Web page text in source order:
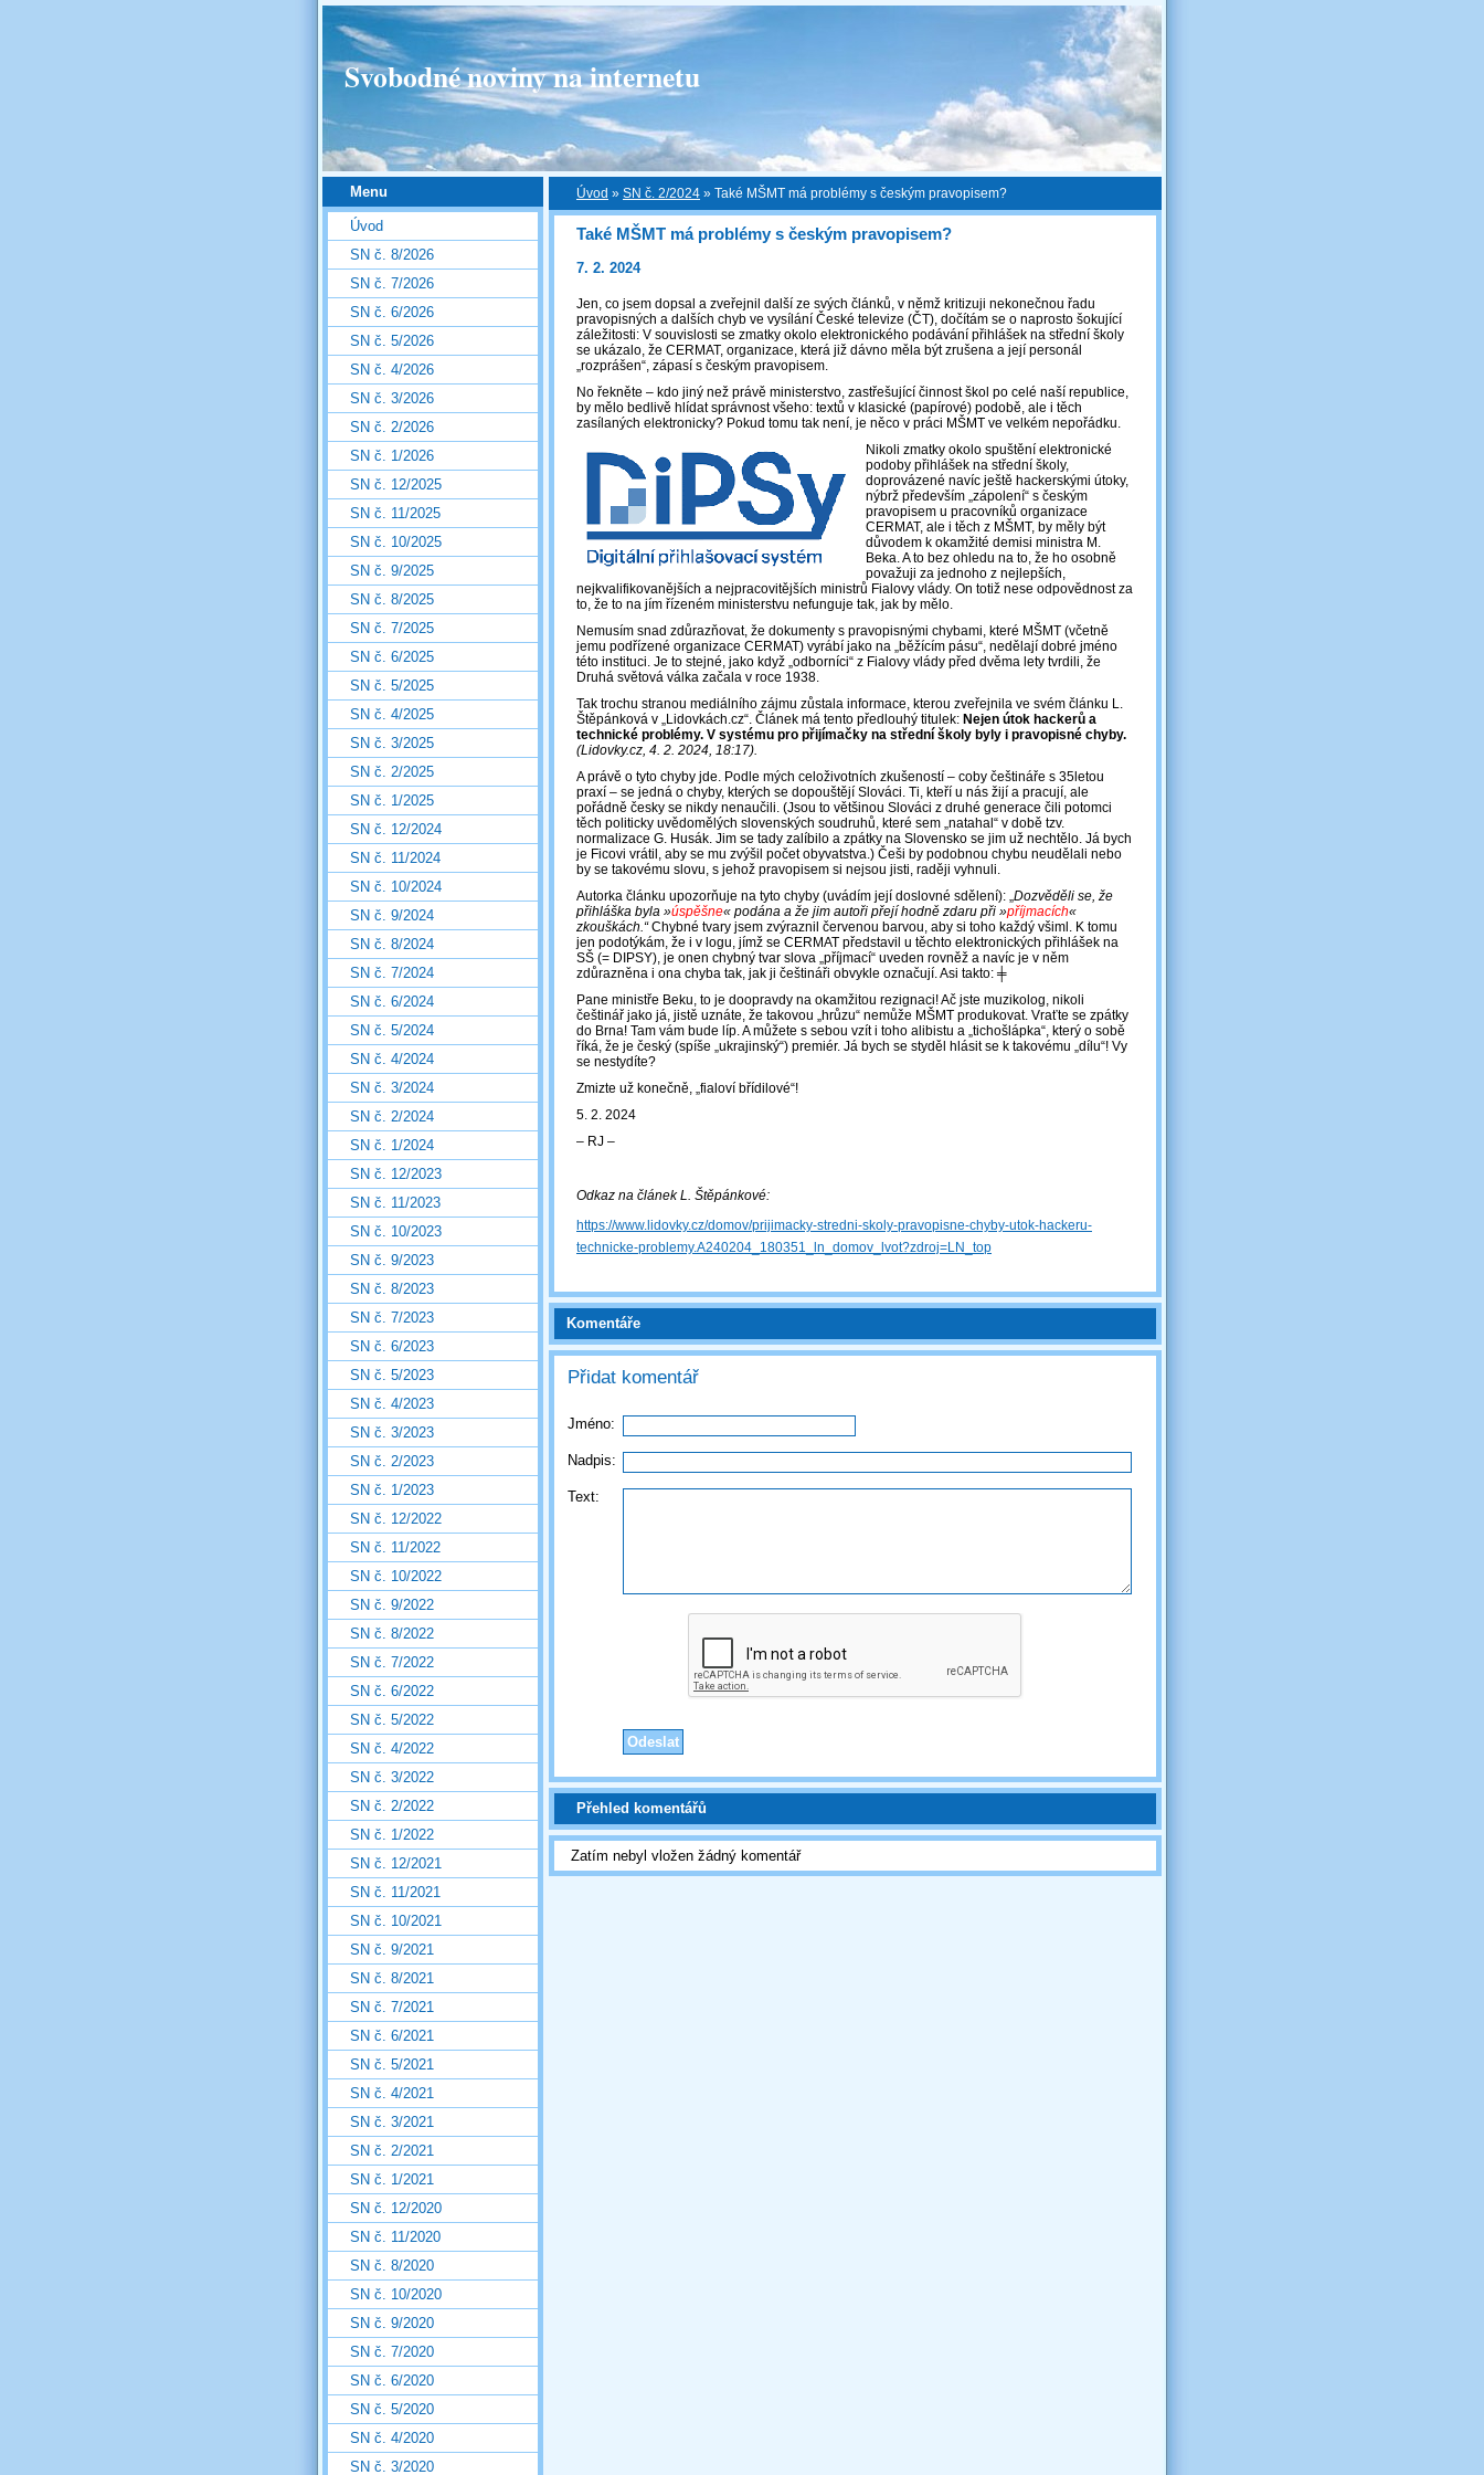
Svobodné noviny na internetu
Úvod » SN č. 2/2024 » Také MŠMT má problémy s českým pravopisem?
Také MŠMT má problémy s českým pravopisem?
7. 2. 2024
Jen, co jsem dopsal a zveřejnil další ze svých článků, v němž kritizuji nekonečnou řadu
pravopisných a dalších chyb ve vysílání České televize (ČT), dočítám se o naprosto šokující
záležitosti: V souvislosti se zmatky okolo elektronického podávání přihlášek na střední školy
se ukázalo, že CERMAT, organizace, která již dávno měla být zrušena a její personál
„rozprášen“, zápasí s českým pravopisem.
No řekněte – kdo jiný než právě ministerstvo, zastřešující činnost škol po celé naší republice,
by mělo bedlivě hlídat správnost všeho: textů v klasické (papírové) podobě, ale i těch
zasílaných elektronicky? Pokud tomu tak není, je něco v práci MŠMT ve velkém nepořádku.
Nikoli zmatky okolo spuštění elektronické
podoby přihlášek na střední školy,
doprovázené navíc ještě hackerskými útoky,
nýbrž především „zápolení“ s českým
pravopisem u pracovníků organizace
CERMAT, ale i těch z MŠMT, by měly být
důvodem k okamžité demisi ministra M.
Beka. A to bez ohledu na to, že ho osobně
považuji za jednoho z nejlepších,
nejkvalifikovanějších a nejpracovitějších ministrů Fialovy vlády. On totiž nese odpovědnost za
to, že to na jím řízeném ministerstvu nefunguje tak, jak by mělo.
Nemusím snad zdůrazňovat, že dokumenty s pravopisnými chybami, které MŠMT (včetně
jemu podřízené organizace CERMAT) vyrábí jako na „běžícím pásu“, nedělají dobré jméno
této instituci. Je to stejné, jako když „odborníci“ z Fialovy vlády před dvěma lety tvrdili, že
Druhá světová válka začala v roce 1938.
Tak trochu stranou mediálního zájmu zůstala informace, kterou zveřejnila ve svém článku L.
Štěpánková v „Lidovkách.cz“. Článek má tento předlouhý titulek: Nejen útok hackerů a
technické problémy. V systému pro přijímačky na střední školy byly i pravopisné chyby.
(Lidovky.cz, 4. 2. 2024, 18:17).
A právě o tyto chyby jde. Podle mých celoživotních zkušeností – coby češtináře s 35letou
praxí – se jedná o chyby, kterých se dopouštějí Slováci. Ti, kteří u nás žijí a pracují, ale
pořádně česky se nikdy nenaučili. (Jsou to většinou Slováci z druhé generace čili potomci
těch politicky uvědomělých slovenských soudruhů, které sem „natahal“ v době tzv.
normalizace G. Husák. Jim se tady zalíbilo a zpátky na Slovensko se jim už nechtělo. Já bych
je Ficovi vrátil, aby se mu zvýšil počet obyvatstva.) Češi by podobnou chybu neudělali nebo
by se takovému slovu, s jehož pravopisem si nejsou jisti, raději vyhnuli.
Autorka článku upozorňuje na tyto chyby (uvádím její doslovné sdělení): „Dozvěděli se, že
přihláška byla »úspěšne« podána a že jim autoři přejí hodně zdaru při »příjmacích«
zkouškách.“Chybné tvary jsem zvýraznil červenou barvou, aby si toho každý všiml. K tomu
jen podotýkám, že i v logu, jímž se CERMAT představil u těchto elektronických přihlášek na
SŠ (= DIPSY), je onen chybný tvar slova „příjmací“ uveden rovněž a navíc je v něm
zdůrazněna i ona chyba tak, jak ji češtináři obvykle označují. Asi takto: ╪
Pane ministře Beku, to je doopravdy na okamžitou rezignaci! Ač jste muzikolog, nikoli
češtinář jako já, jistě uznáte, že takovou „hrůzu“ nemůže MŠMT produkovat. Vraťte se zpátky
do Brna! Tam vám bude líp. A můžete s sebou vzít i toho alibistu a „tichošlápka“, který o sobě
říká, že je český (spíše „ukrajinský“) premiér. Já bych se styděl hlásit se k takovému „dílu“! Vy
se nestydíte?
Zmizte už konečně, „fialoví břídilové“!
5. 2. 2024
‒ RJ ‒
Odkaz na článek L. Štěpánkové:
https://www.lidovky.cz/domov/prijimacky-stredni-skoly-pravopisne-chyby-utok-hackeru-
technicke-problemy.A240204_180351_ln_domov_lvot?zdroj=LN_top
Komentáře
Přidat komentář
Jméno:
Nadpis:
Text:
Přehled komentářů
Zatím nebyl vložen žádný komentář
Menu
Úvod
SN č. 8/2026
SN č. 7/2026
SN č. 6/2026
SN č. 5/2026
SN č. 4/2026
SN č. 3/2026
SN č. 2/2026
SN č. 1/2026
SN č. 12/2025
SN č. 11/2025
SN č. 10/2025
SN č. 9/2025
SN č. 8/2025
SN č. 7/2025
SN č. 6/2025
SN č. 5/2025
SN č. 4/2025
SN č. 3/2025
SN č. 2/2025
SN č. 1/2025
SN č. 12/2024
SN č. 11/2024
SN č. 10/2024
SN č. 9/2024
SN č. 8/2024
SN č. 7/2024
SN č. 6/2024
SN č. 5/2024
SN č. 4/2024
SN č. 3/2024
SN č. 2/2024
SN č. 1/2024
SN č. 12/2023
SN č. 11/2023
SN č. 10/2023
SN č. 9/2023
SN č. 8/2023
SN č. 7/2023
SN č. 6/2023
SN č. 5/2023
SN č. 4/2023
SN č. 3/2023
SN č. 2/2023
SN č. 1/2023
SN č. 12/2022
SN č. 11/2022
SN č. 10/2022
SN č. 9/2022
SN č. 8/2022
SN č. 7/2022
SN č. 6/2022
SN č. 5/2022
SN č. 4/2022
SN č. 3/2022
SN č. 2/2022
SN č. 1/2022
SN č. 12/2021
SN č. 11/2021
SN č. 10/2021
SN č. 9/2021
SN č. 8/2021
SN č. 7/2021
SN č. 6/2021
SN č. 5/2021
SN č. 4/2021
SN č. 3/2021
SN č. 2/2021
SN č. 1/2021
SN č. 12/2020
SN č. 11/2020
SN č. 8/2020
SN č. 10/2020
SN č. 9/2020
SN č. 7/2020
SN č. 6/2020
SN č. 5/2020
SN č. 4/2020
SN č. 3/2020